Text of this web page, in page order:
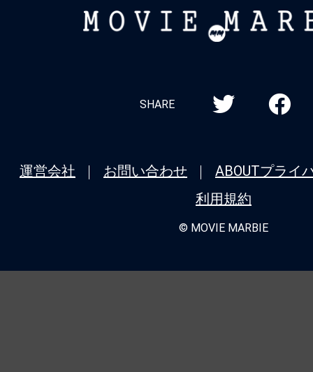
MOVIE
SHARE
運営会社 お問い合わせ ABOUTプライ
利用規約
© MOVIE MARBIE